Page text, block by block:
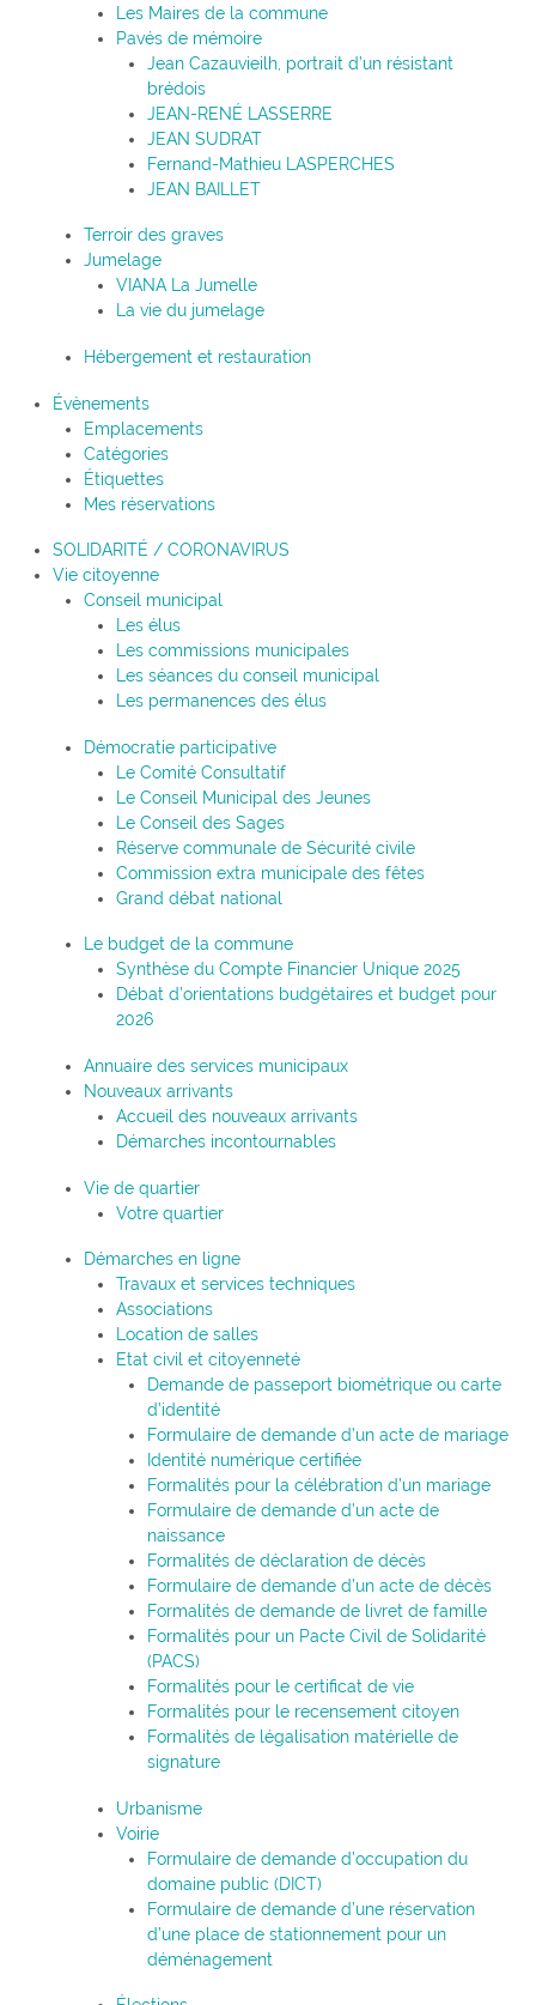
Les Maires de la commune
Pavés de mémoire
Jean Cazauvieilh, portrait d’un résistant
brédois
JEAN-RENÉ LASSERRE
JEAN SUDRAT
Fernand-Mathieu LASPERCHES
JEAN BAILLET
Terroir des graves
Jumelage
VIANA La Jumelle
La vie du jumelage
Hébergement et restauration
Évènements
Emplacements
Catégories
Étiquettes
Mes réservations
SOLIDARITÉ / CORONAVIRUS
Vie citoyenne
Conseil municipal
Les élus
Les commissions municipales
Les séances du conseil municipal
Les permanences des élus
Démocratie participative
Le Comité Consultatif
Le Conseil Municipal des Jeunes
Le Conseil des Sages
Réserve communale de Sécurité civile
Commission extra municipale des fêtes
Grand débat national
Le budget de la commune
Synthèse du Compte Financier Unique 2025
Débat d’orientations budgétaires et budget pour
2026
Annuaire des services municipaux
Nouveaux arrivants
Accueil des nouveaux arrivants
Démarches incontournables
Vie de quartier
Votre quartier
Démarches en ligne
Travaux et services techniques
Associations
Location de salles
Etat civil et citoyenneté
Demande de passeport biométrique ou carte
d’identité
Formulaire de demande d’un acte de mariage
Identité numérique certifiée
Formalités pour la célébration d’un mariage
Formulaire de demande d’un acte de
naissance
Formalités de déclaration de décès
Formulaire de demande d’un acte de décès
Formalités de demande de livret de famille
Formalités pour un Pacte Civil de Solidarité
(PACS)
Formalités pour le certificat de vie
Formalités pour le recensement citoyen
Formalités de légalisation matérielle de
signature
Urbanisme
Voirie
Formulaire de demande d’occupation du
domaine public (DICT)
Formulaire de demande d’une réservation
d’une place de stationnement pour un
déménagement